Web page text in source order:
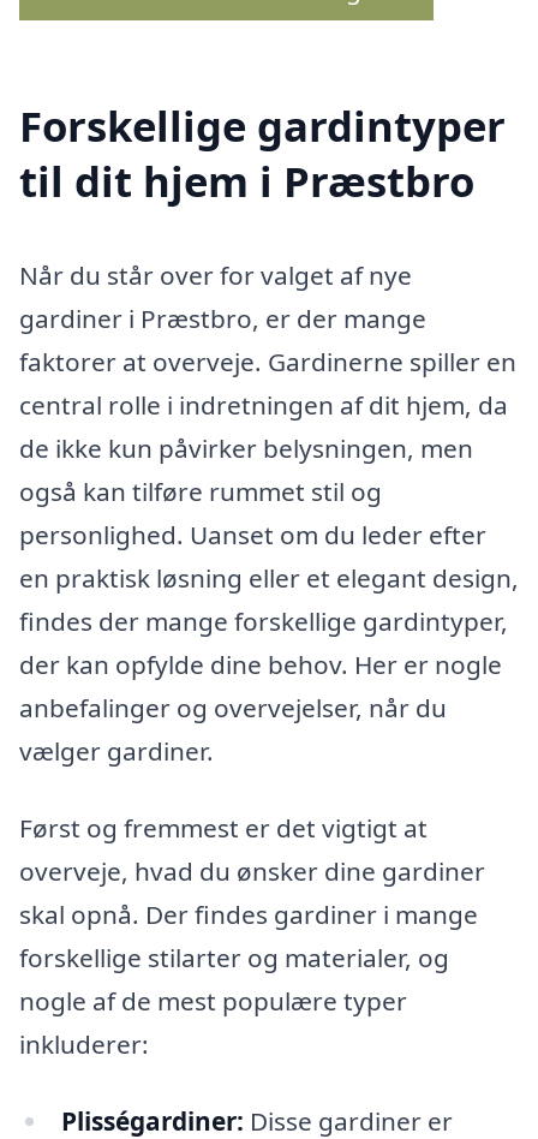
Forskellige gardintyper
til dit hjem i Præstbro
Når du står over for valget af nye
gardiner i Præstbro, er der mange
faktorer at overveje. Gardinerne spiller en
central rolle i indretningen af dit hjem, da
de ikke kun påvirker belysningen, men
også kan tilføre rummet stil og
personlighed. Uanset om du leder efter
en praktisk løsning eller et elegant design,
findes der mange forskellige gardintyper,
der kan opfylde dine behov. Her er nogle
anbefalinger og overvejelser, når du
vælger gardiner.
Først og fremmest er det vigtigt at
overveje, hvad du ønsker dine gardiner
skal opnå. Der findes gardiner i mange
forskellige stilarter og materialer, og
nogle af de mest populære typer
inkluderer:
Plisségardiner: Disse gardiner er